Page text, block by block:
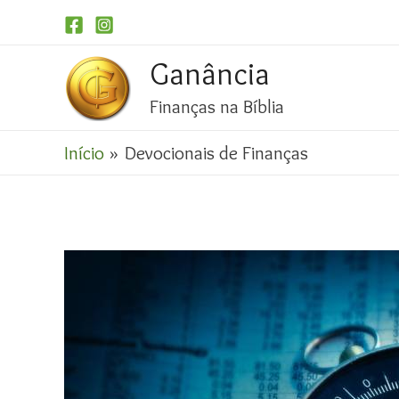
Ganância
Finanças na Bíblia
Início Devocionais de Finanças